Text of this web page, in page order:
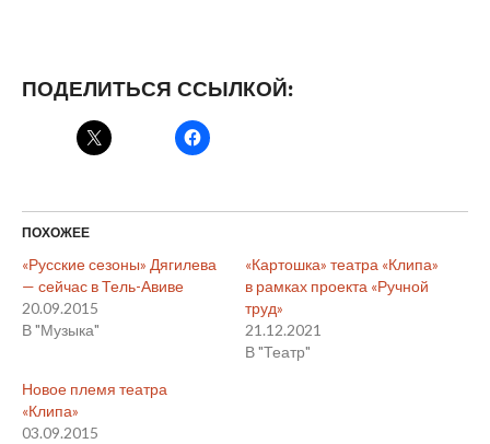
ПОДЕЛИТЬСЯ ССЫЛКОЙ:
ПОХОЖЕЕ
«Русские сезоны» Дягилева
— сейчас в Тель-Авиве
20.09.2015
В "Музыка"
«Картошка» театра «Клипа»
в рамках проекта «Ручной
труд»
21.12.2021
В "Театр"
Новое племя театра
«Клипа»
03.09.2015